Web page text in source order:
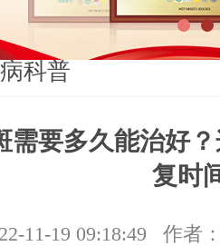
科普
需要多久能治好
复时
11-19 09:18:49 作者